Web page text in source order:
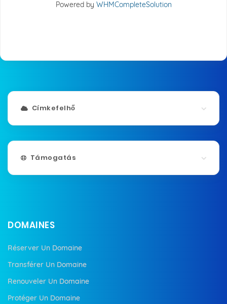
Powered by WHMCompleteSolution
Címkefelhő
Támogatás
DOMAINES
Réserver Un Domaine
Transférer Un Domaine
Renouveler Un Domaine
Protéger Un Domaine